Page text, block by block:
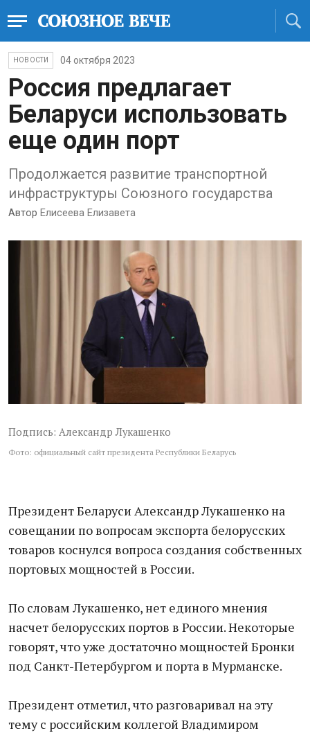
НОВОСТИ 04 октября 2023
Россия предлагает
Беларуси использовать
еще один порт
Продолжается развитие транспортной
инфраструктуры Союзного государства
Автор Елисеева Елизавета
Подпись: Александр Лукашенко
Фото: официальный сайт президента Республики Беларусь
Президент Беларуси Александр Лукашенко на
совещании по вопросам экспорта белорусских
товаров коснулся вопроса создания собственных
портовых мощностей в России.
По словам Лукашенко, нет единого мнения
насчет белорусских портов в России. Некоторые
говорят, что уже достаточно мощностей Бронки
под Санкт-Петербургом и порта в Мурманске.
Президент отметил, что разговаривал на эту
тему с российским коллегой Владимиром